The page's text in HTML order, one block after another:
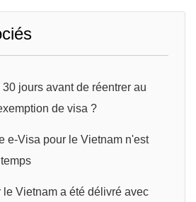
jours avant de réentrer au
de visa ?
e-Visa pour le Vietnam n'est
le Vietnam a été délivré avec